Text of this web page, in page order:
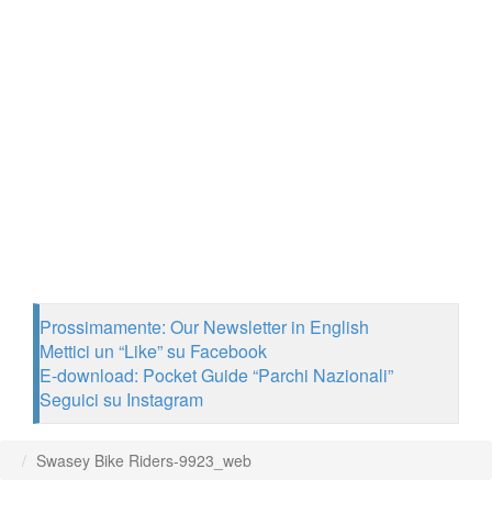
Prossimamente: Our Newsletter in English
Mettici un “Like” su Facebook
E-download: Pocket Guide “Parchi Nazionali”
Seguici su Instagram
Swasey Bike Riders-9923_web